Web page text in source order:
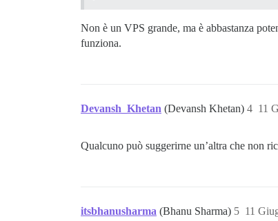
Non è un VPS grande, ma è abbastanza
funziona.
Devansh_Khetan (Devansh Khetan) 11
4
Qualcuno può suggerirne un’altra che non
itsbhanusharma (Bhanu Sharma) 11
5